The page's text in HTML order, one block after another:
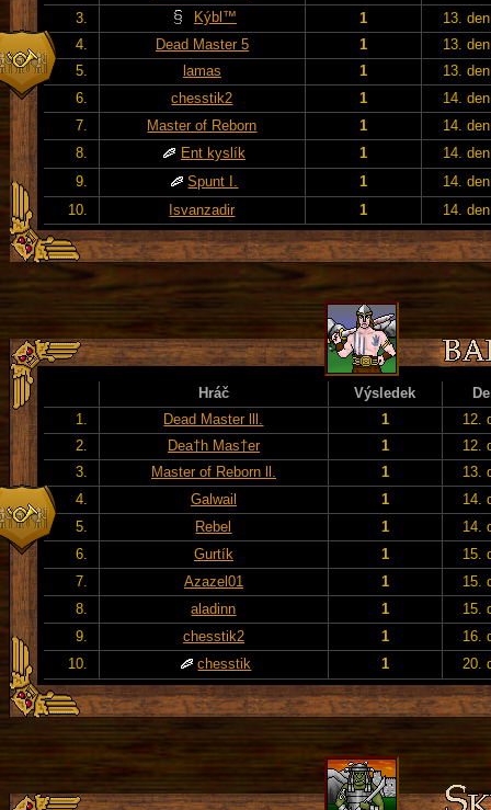
3.
Kýbl™ 1
13. den
4.
Dead Master 5 1
13. den
5.
lamas 1
13. den
6.
chesstik2 1
14. den
7.
Master of Reborn 1
14. den
8.
Ent kyslík 1
14. den
9.
Spunt I. 1
14. den
10.
Isvanzadir 1 14. den
Hráč Výsledek
1.
Dead Master lll. 1
12.
2.
Dea†h Mas†er 1
12.
3.
Master of Reborn ll. 1
13.
4.
Galwail 1
14.
5.
Rebel 1
14.
6.
Gurtík 1
15.
7.
Azazel01 1
15.
8.
aladinn 1
15.
9.
chesstik2 1
16.
10.
chesstik 1 20.